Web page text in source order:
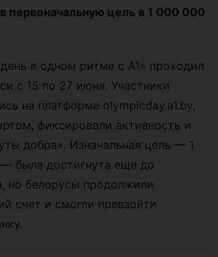
первоначальную цель в 1 000 000
в одном ритме с А1» проходил
с 15 по 27 июня. Участники
на платформе olympicday.a1.by,
фиксировали активность и
добра». Изначальная цель — 1
была достигнута еще до
но белорусы продолжили
счет и смогли превзойти